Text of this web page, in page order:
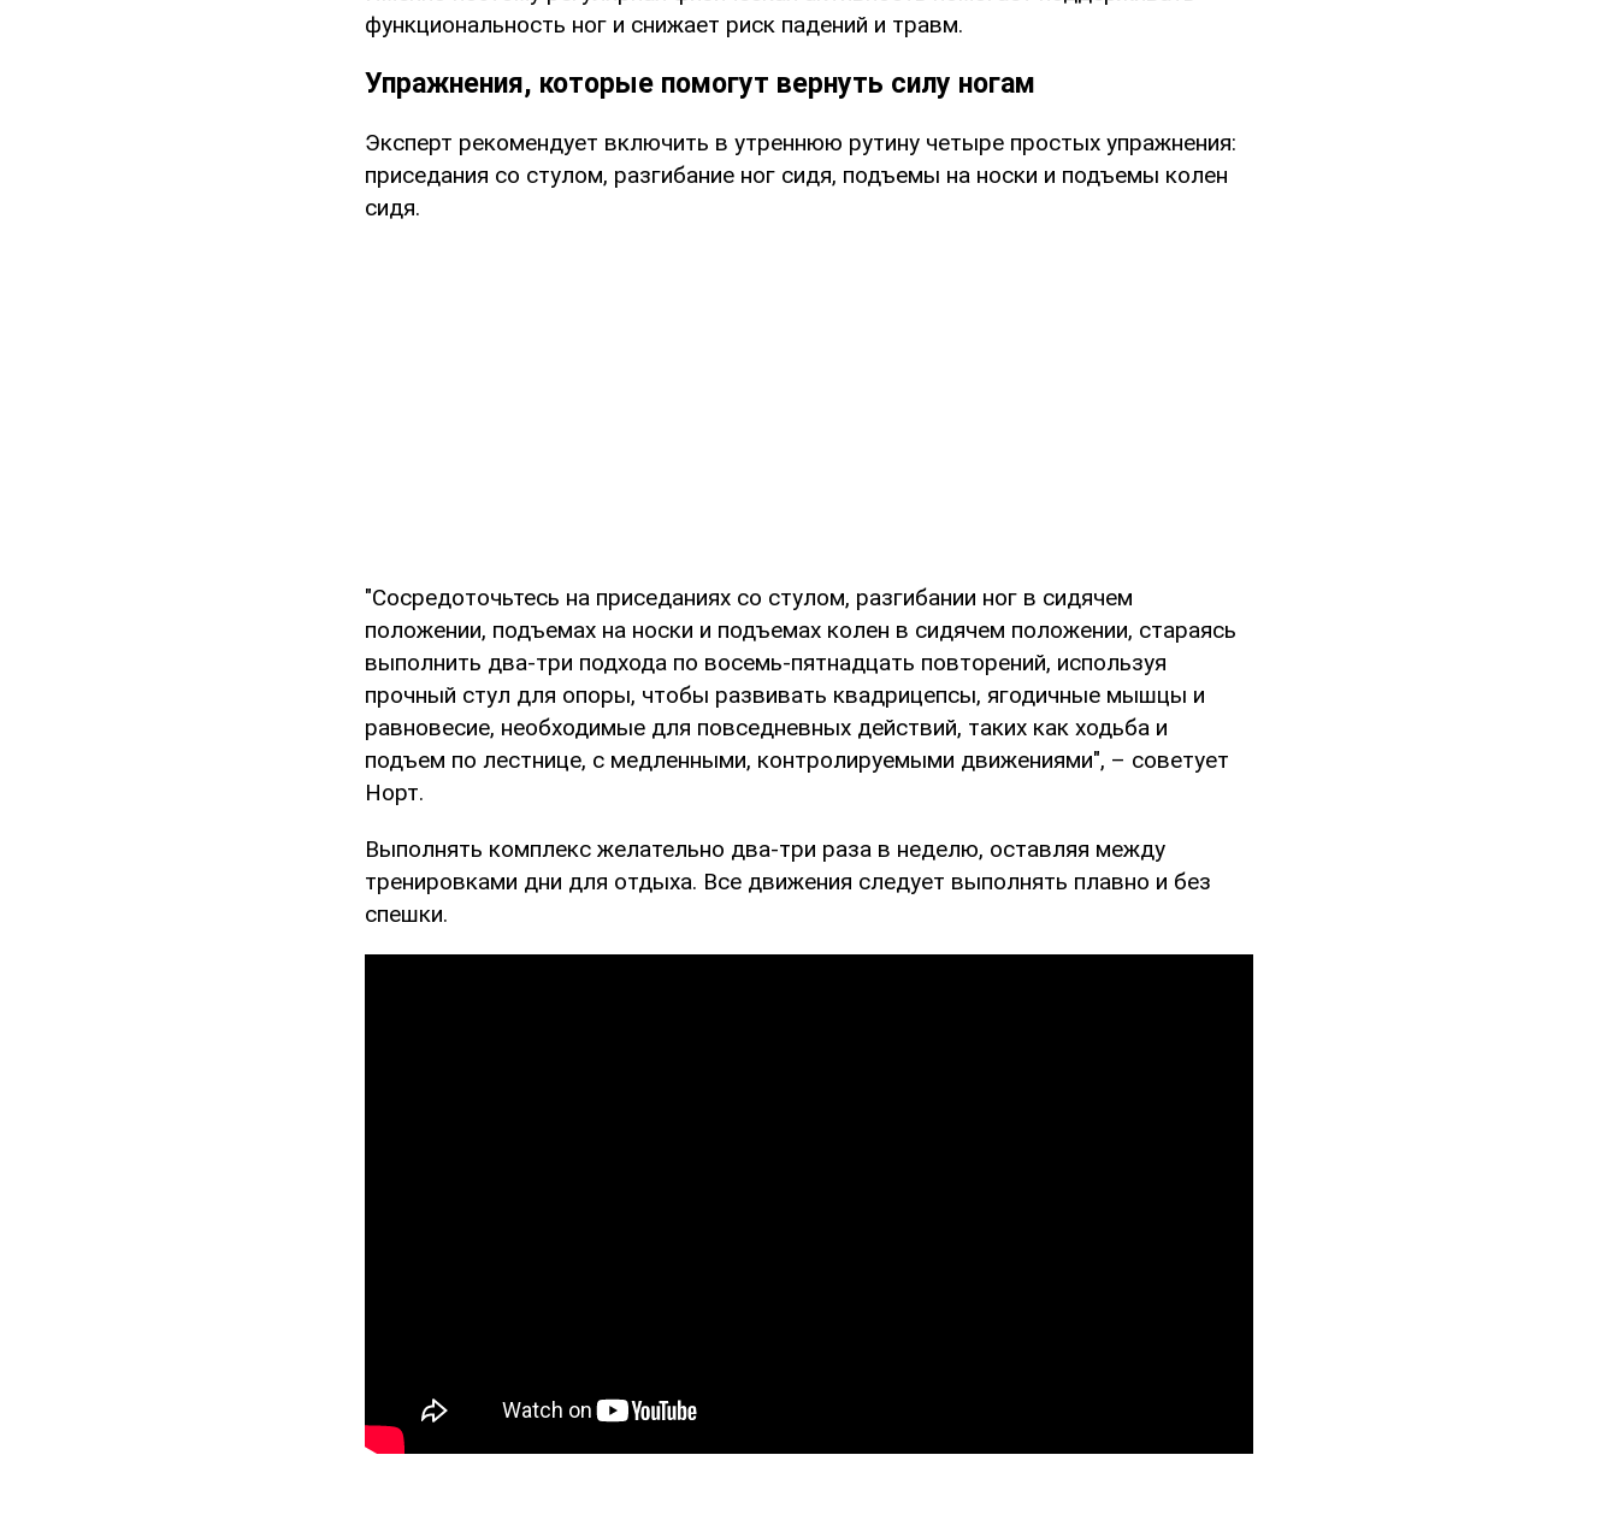
функциональность ног и снижает риск падений и травм.
Упражнения, которые помогут вернуть силу ногам
Эксперт рекомендует включить в утреннюю рутину четыре простых упражнения:
приседания со стулом, разгибание ног сидя, подъемы на носки и подъемы колен
сидя.
"Сосредоточьтесь на приседаниях со стулом, разгибании ног в сидячем
положении, подъемах на носки и подъемах колен в сидячем положении, стараясь
выполнить два-три подхода по восемь-пятнадцать повторений, используя
прочный стул для опоры, чтобы развивать квадрицепсы, ягодичные мышцы и
равновесие, необходимые для повседневных действий, таких как ходьба и
подъем по лестнице, с медленными, контролируемыми движениями", – советует
Норт.
Выполнять комплекс желательно два-три раза в неделю, оставляя между
тренировками дни для отдыха. Все движения следует выполнять плавно и без
спешки.